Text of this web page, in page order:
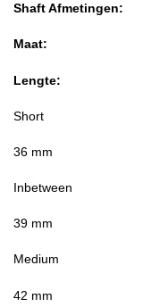
Shaft Afmetingen:
Maat:
Lengte:
Short
36 mm
Inbetween
39 mm
Medium
42 mm